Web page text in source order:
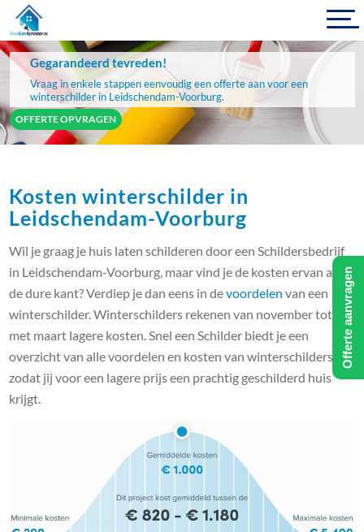
Gegarandeerd tevreden!
Vraag in enkele stappen eenvoudig een offerte aan voor een
winterschilder in Leidschendam-Voorburg.
OFFERTE OPVRAGEN
Kosten winterschilder in
Leidschendam-Voorburg
Wil je graag je huis laten schilderen door een Schildersbedrijf
in Leidschendam-Voorburg, maar vind je de kosten ervan aan
de dure kant? Verdiep je dan eens in devoordelen van een
winterschilder. Winterschilders rekenen van november tot en
met maart lagere kosten. Snel een Schilder biedt je een
overzicht van alle voordelen en kosten van winterschilders,
zodat jij voor een lagere prijs een prachtig geschilderd huis
krijgt.
Offerte aanvragen